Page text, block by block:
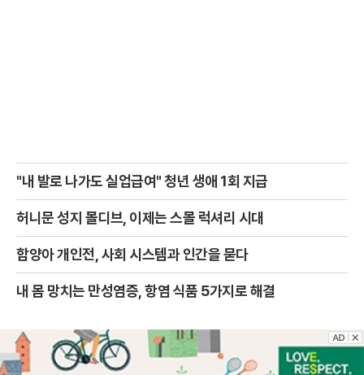
"내 발로 나가도 실업급여" 청년 생애 1회 지급
허니문 성지 몰디브, 이제는 스몰 럭셔리 시대
함양아 개인전, 사회 시스템과 인간을 묻다
내 몸 망치는 만성염증, 항염 식품 5가지로 해결